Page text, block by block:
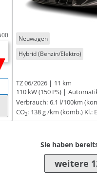
Neuwagen
Hybrid (Benzin/Elektro)
TZ 06/2026
11 km
110 kW (150 PS)
Verbrauch: 6.1 l/100km
CO2: 138 g /km (komb.) Kl.: E
Sie haben
weitere